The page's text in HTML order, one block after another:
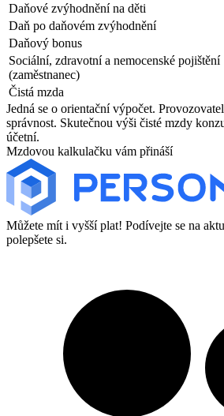
Daňové zvýhodnění na děti
Daň po daňovém zvýhodnění
Daňový bonus
Sociální, zdravotní a nemocenské pojištění
(zaměstnanec)
Čistá mzda
Jedná se o orientační výpočet.
správnost. Skutečnou výši čisté mzdy
účetní.
Mzdovou kalkulačku vám přináší
Můžete mít i vyšší plat! Podívejte se na
polepšete si.